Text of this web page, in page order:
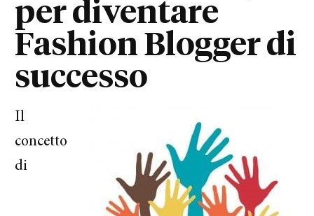
per diventare
Fashion Blogger di
successo
Il
concetto
di